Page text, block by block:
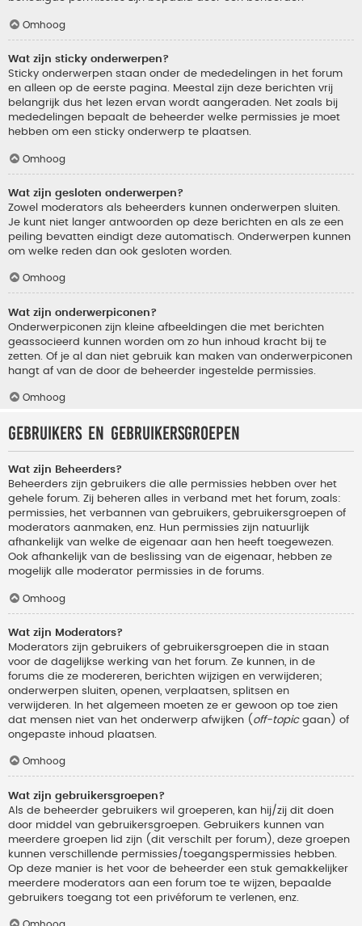
Omhoog
Wat zijn sticky onderwerpen?
Sticky onderwerpen staan onder de mededelingen in het forum
en alleen op de eerste pagina. Meestal zijn deze berichten vrij
belangrijk dus het lezen ervan wordt aangeraden. Net zoals bij
mededelingen bepaalt de beheerder welke permissies je moet
hebben om een sticky onderwerp te plaatsen.
Omhoog
Wat zijn gesloten onderwerpen?
Zowel moderators als beheerders kunnen onderwerpen sluiten.
Je kunt niet langer antwoorden op deze berichten en als ze een
peiling bevatten eindigt deze automatisch. Onderwerpen kunnen
om welke reden dan ook gesloten worden.
Omhoog
Wat zijn onderwerpiconen?
Onderwerpiconen zijn kleine afbeeldingen die met berichten
geassocieerd kunnen worden om zo hun inhoud kracht bij te
zetten. Of je al dan niet gebruik kan maken van onderwerpiconen
hangt af van de door de beheerder ingestelde permissies.
Omhoog
Gebruikers en gebruikersgroepen
Wat zijn Beheerders?
Beheerders zijn gebruikers die alle permissies hebben over het
gehele forum. Zij beheren alles in verband met het forum, zoals:
permissies, het verbannen van gebruikers, gebruikersgroepen of
moderators aanmaken, enz. Hun permissies zijn natuurlijk
afhankelijk van welke de eigenaar aan hen heeft toegewezen.
Ook afhankelijk van de beslissing van de eigenaar, hebben ze
mogelijk alle moderator permissies in de forums.
Omhoog
Wat zijn Moderators?
Moderators zijn gebruikers of gebruikersgroepen die in staan
voor de dagelijkse werking van het forum. Ze kunnen, in de
forums die ze modereren, berichten wijzigen en verwijderen;
onderwerpen sluiten, openen, verplaatsen, splitsen en
verwijderen. In het algemeen moeten ze er gewoon op toe zien
dat mensen niet van het onderwerp afwijken ( off-topicgaan) of
ongepaste inhoud plaatsen.
Omhoog
Wat zijn gebruikersgroepen?
Als de beheerder gebruikers wil groeperen, kan hij/zij dit doen
door middel van gebruikersgroepen. Gebruikers kunnen van
meerdere groepen lid zijn (dit verschilt per forum), deze groepen
kunnen verschillende permissies/toegangspermissies hebben.
Op deze manier is het voor de beheerder een stuk gemakkelijker
meerdere moderators aan een forum toe te wijzen, bepaalde
gebruikers toegang tot een privéforum te verlenen, enz.